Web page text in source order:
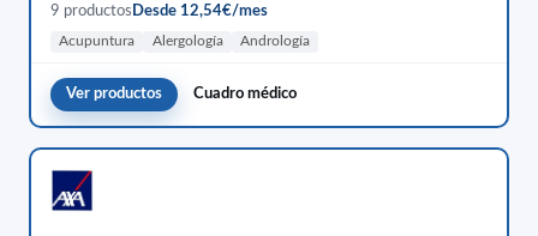
9 productos Desde 12,54€/mes
Acupuntura Alergología Andrología
Ver productos Cuadro médico